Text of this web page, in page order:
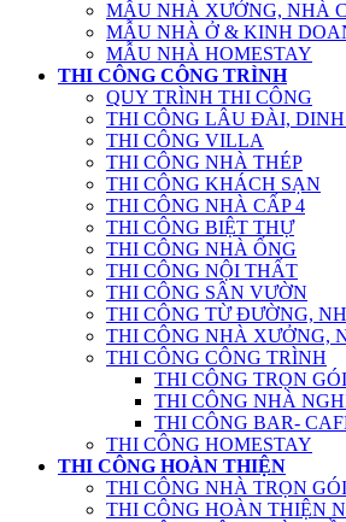
MẪU NHÀ XƯỞNG, NHÀ
MẪU NHÀ Ở & KINH
MẪU NHÀ HOMESTAY
THI CÔNG CÔNG TRÌNH
QUY TRÌNH THI CÔNG
THI CÔNG LÂU ĐÀI,
THI CÔNG VILLA
THI CÔNG NHÀ THÉP
THI CÔNG KHÁCH SẠN
THI CÔNG NHÀ CẤP 4
THI CÔNG BIỆT THỰ
THI CÔNG NHÀ ỐNG
THI CÔNG NỘI THẤT
THI CÔNG SÂN VƯỜN
THI CÔNG TỪ ĐƯỜNG,
THI CÔNG NHÀ XƯỞNG,
THI CÔNG CÔNG TRÌNH
THI CÔNG TRỌN
THI CÔNG NHÀ
THI CÔNG BAR-
THI CÔNG HOMESTAY
THI CÔNG HOÀN THIỆN
THI CÔNG NHÀ TRỌN GÓI
THI CÔNG HOÀN THIỆN